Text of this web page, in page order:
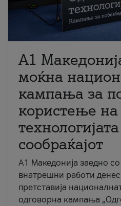
A1
моќна
кампања за
користење на
сообраќајот
A1 Македонија заедно
внатрешни работи
претставија
одговорна кампања